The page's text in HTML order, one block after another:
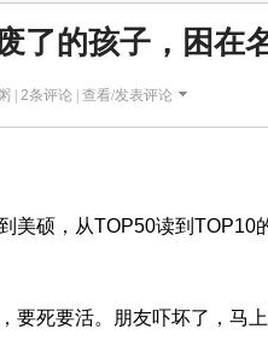
了的孩子，困在
| 2条评论 | 查看/发表评论
美硕，从TOP50读到TOP10
要死要活。朋友吓坏了，马